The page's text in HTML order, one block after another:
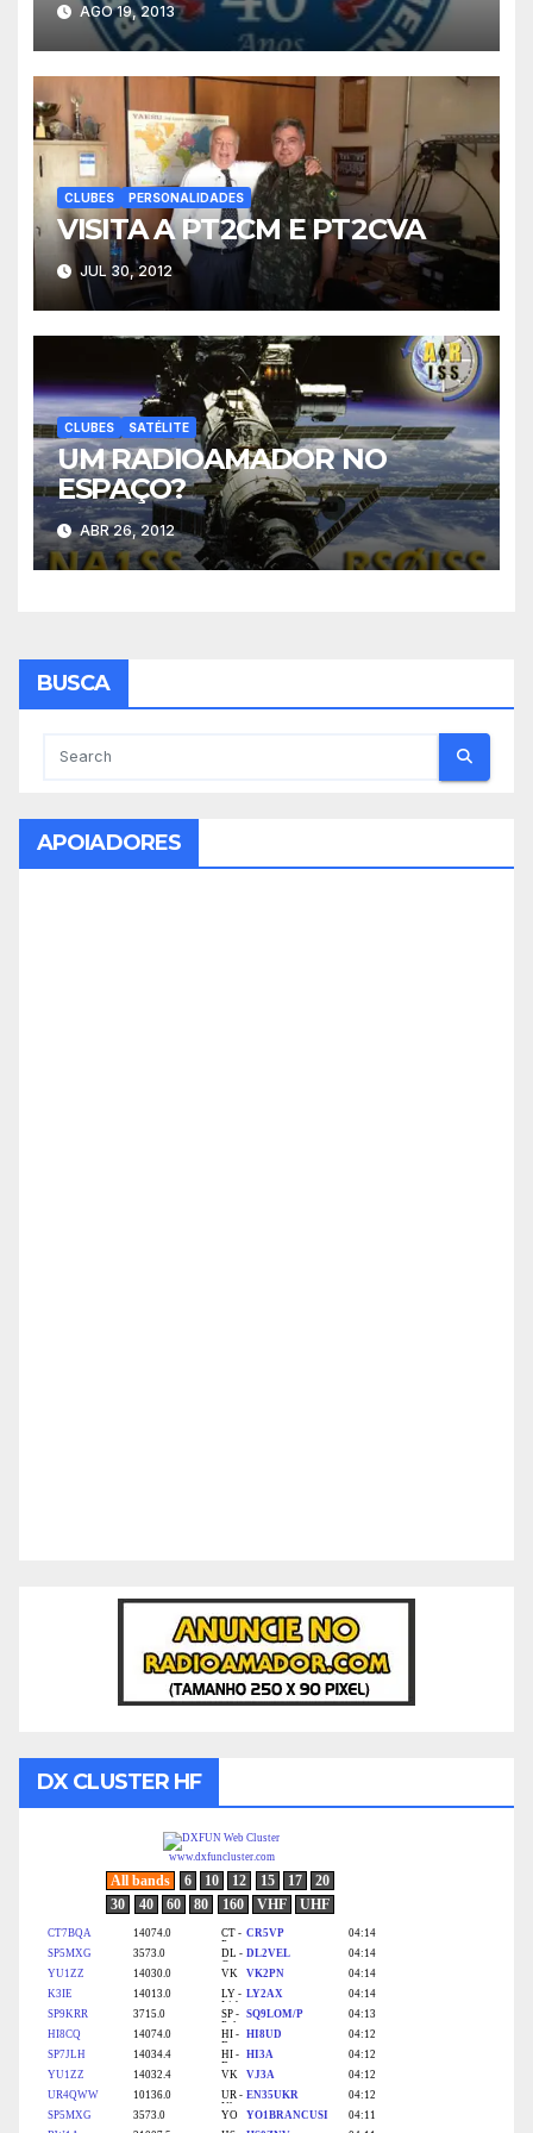
AGO 19, 2013
CLUBES PERSONALIDADES
VISITA A PT2CM E PT2CVA‏
JUL 30, 2012
CLUBES SATÉLITE
UM RADIOAMADOR NO
ESPAÇO?
ABR 26, 2012
BUSCA
APOIADORES
DX CLUSTER HF